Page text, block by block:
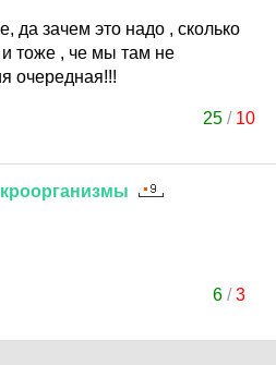
да зачем это надо , сколько
тоже , че мы там не
очередная!!!
25/ 10
6/3